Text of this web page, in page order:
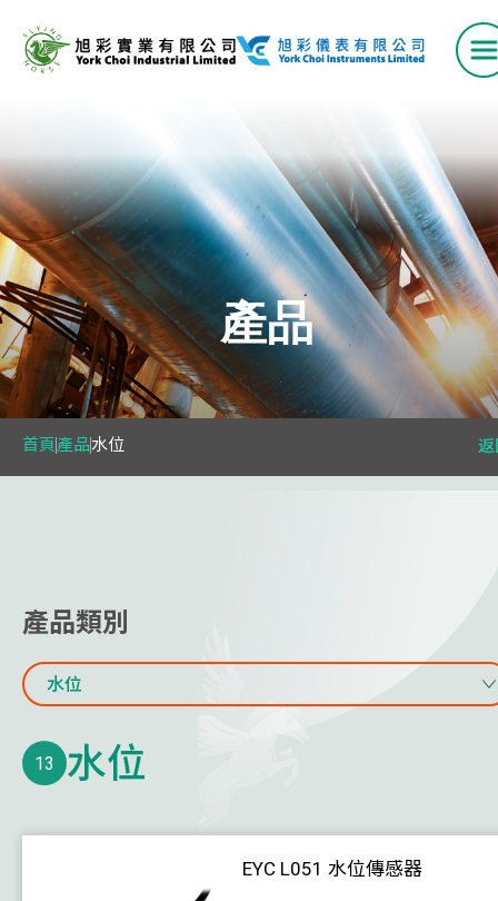
首頁
產品
VAV 系列
空氣流量測量站
水流量計及能量計
氣體監測
產品
首頁產品水位 返
產品類別
水位
13 水位
EYC L051 水位傳感器